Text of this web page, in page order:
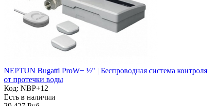
NEPTUN Bugatti ProW+ ½" | Беспроводная система контроля
от протечки воды
Код: NBP+12
Есть в наличии